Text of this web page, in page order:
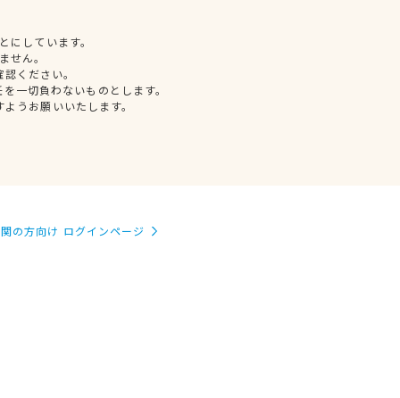
しています。
せん。
ください。
一切負わないものとします。
うお願いいたします。
の方向け ログインページ